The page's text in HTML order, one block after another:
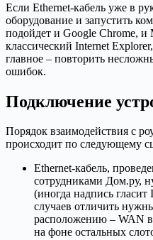
Если Ethernet-кабель уже в
оборудование и запустить
подойдет и Google Chrome,
классический Internet
главное – повторить
ошибок.
Подключение
Порядок взаимодействия с
происходит по следующему
Ethernet-кабель,
сотрудниками Дом.ру,
(иногда надпись
случаев отличить
расположению – WAN
на фоне остальных